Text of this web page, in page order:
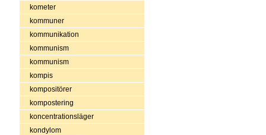
kometer
kommuner
kommunikation
kommunism
kommunism
kompis
kompositörer
kompostering
koncentrationsläger
kondylom